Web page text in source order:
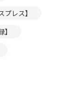
レス】